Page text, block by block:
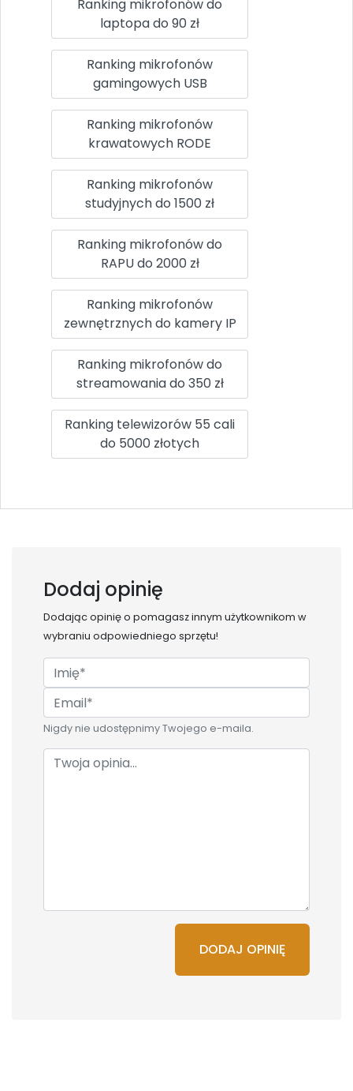
Ranking mikrofonów do
laptopa do 90 zł
Ranking mikrofonów
gamingowych USB
Ranking mikrofonów
krawatowych RODE
Ranking mikrofonów
studyjnych do 1500 zł
Ranking mikrofonów do
RAPU do 2000 zł
Ranking mikrofonów
zewnętrznych do kamery IP
Ranking mikrofonów do
streamowania do 350 zł
Ranking telewizorów 55 cali
do 5000 złotych
Dodaj opinię
Dodając opinię o pomagasz innym użytkownikom w
wybraniu odpowiedniego sprzętu!
Nigdy nie udostępnimy Twojego e-maila.
DODAJ OPINIĘ